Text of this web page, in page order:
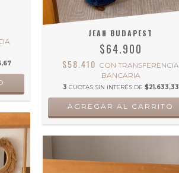
JEAN BUDAPEST
$64.900
$58.410 CON TRANSFERENCIA
BANCARIA
3 CUOTAS SIN INTERÉS DE $21.633,33
AGREGAR AL CARRITO